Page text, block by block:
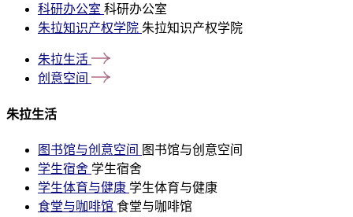
科研办公室 科研办公室
朱拉知识产权学院 朱拉知识产权学院
朱拉生活
创意空间
朱拉生活
图书馆与创意空间 图书馆与创意空间
学生宿舍 学生宿舍
学生体育与健康 学生体育与健康
食堂与咖啡馆 食堂与咖啡馆